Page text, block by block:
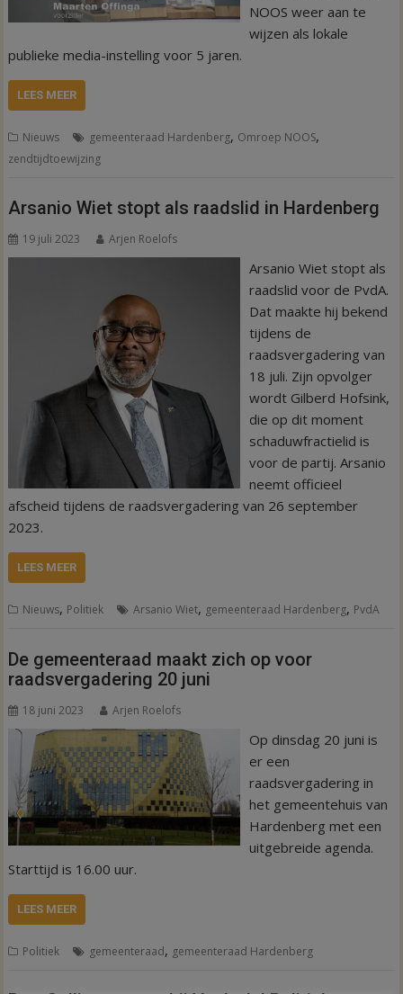
NOOS weer aan te
wijzen als lokale
publieke media-instelling voor 5 jaren.
LEES MEER
Nieuws gemeenteraad Hardenberg, Omroep NOOS,
zendtijdtoewijzing
Arsanio Wiet stopt als raadslid in Hardenberg
19 juli 2023 Arjen Roelofs
Arsanio Wiet stopt als
raadslid voor de PvdA.
Dat maakte hij bekend
tijdens de
raadsvergadering van
18 juli. Zijn opvolger
wordt Gilberd Hofsink,
die op dit moment
schaduwfractielid is
voor de partij. Arsanio
neemt officieel
afscheid tijdens de raadsvergadering van 26 september
2023.
LEES MEER
Nieuws, Politiek Arsanio Wiet, gemeenteraad Hardenberg, PvdA
De gemeenteraad maakt zich op voor
raadsvergadering 20 juni
18 juni 2023 Arjen Roelofs
Op dinsdag 20 juni is
er een
raadsvergadering in
het gemeentehuis van
Hardenberg met een
uitgebreide agenda.
Starttijd is 16.00 uur.
LEES MEER
Politiek gemeenteraad, gemeenteraad Hardenberg